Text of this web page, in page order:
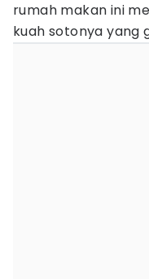
rumah makan ini
kuah sotonya yang